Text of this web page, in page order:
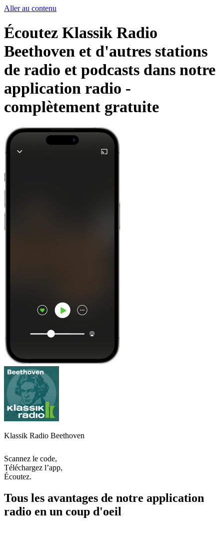
Aller au contenu
Écoutez Klassik Radio
Beethoven et d'autres stations
de radio et podcasts dans notre
application radio -
complètement gratuite
Klassik Radio Beethoven
Scannez le code,
Téléchargez l’app,
Écoutez.
Tous les avantages de notre application
radio en un coup d'oeil